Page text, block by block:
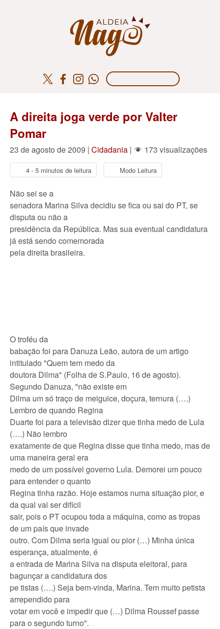
A direita joga verde por Valter
Pomar
23 de agosto de 2009 | Cidadania | 173 visualizações
4 - 5 minutos de leitura Modo Leitura
Não sei se a
senadora Marina Silva decidiu se fica ou sai do PT, se
disputa ou não a
presidência da República. Mas sua eventual candidatura
já está sendo comemorada
pela direita brasileira.
O troféu da
babação foi para Danuza Leão, autora de um artigo
intitulado "Quem tem medo da
doutora Dilma" (Folha de S.Paulo, 16 de agosto).
Segundo Danuza, "não existe em
Dilma um só traço de meiguice, doçura, ternura (….)
Lembro de quando Regina
Duarte foi para a televisão dizer que tinha medo de Lula
(….) Não lembro
exatamente de que Regina disse que tinha medo, mas de
uma maneira geral era
medo de um possível governo Lula. Demorei um pouco
para entender o quanto
Regina tinha razão. Hoje estamos numa situação pior, e
da qual vai ser difícil
sair, pois o PT ocupou toda a máquina, como as tropas
de um país que invade
outro. Com Dilma seria igual ou pior (…) Minha única
esperança, atualmente, é
a entrada de Marina Silva na disputa eleitoral, para
bagunçar a candidatura dos
pe tistas (….) Seja bem-vinda, Marina. Tem muito petista
arrependido para
votar em você e impedir que (…) Dilma Roussef passe
para o segundo turno".